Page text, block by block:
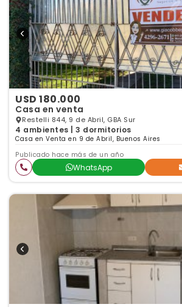
USD 180.000
Casa en venta
Restelli 844, 9 de Abril, GBA Sur
4 ambientes | 3 dormitorios
Casa en Venta en 9 de Abril, Buenos Aires
Publicado hace más de un año
WhatsApp